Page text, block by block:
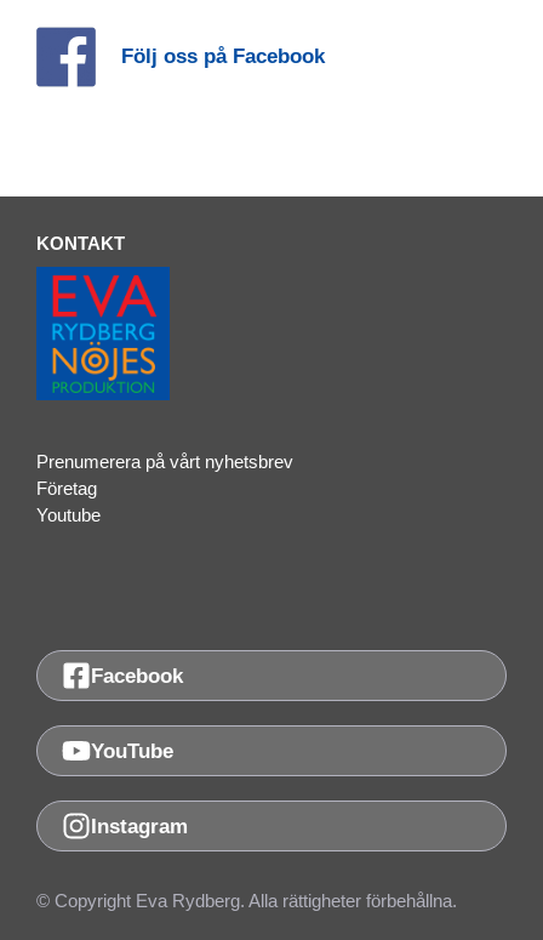
Följ oss på Facebook
KONTAKT
Prenumerera på vårt nyhetsbrev
Företag
Youtube
© Copyright Eva Rydberg. Alla rättigheter förbehållna.
Facebook
YouTube
Instagram